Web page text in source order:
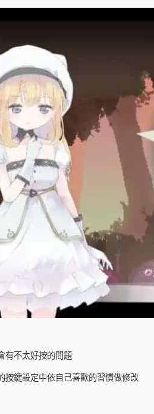
有不太好按的問題
按鍵設定中依自己喜歡的習慣做修改